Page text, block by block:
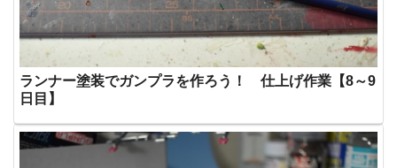
ランナー塗装でガンプラを作ろう！ 仕上げ作業【8～9
日目】